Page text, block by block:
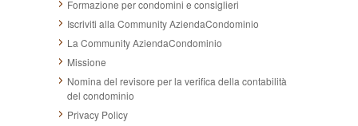
Formazione per condomini e consiglieri
Iscriviti alla Community AziendaCondominio
La Community AziendaCondominio
Missione
Nomina del revisore per la verifica della contabilità
del condominio
Privacy Policy